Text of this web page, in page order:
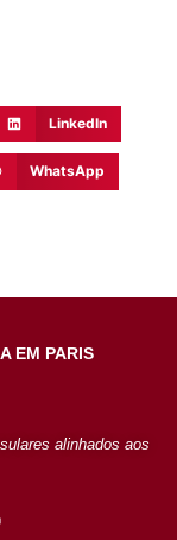
LinkedIn
WhatsApp
EM PARIS
alinhados aos